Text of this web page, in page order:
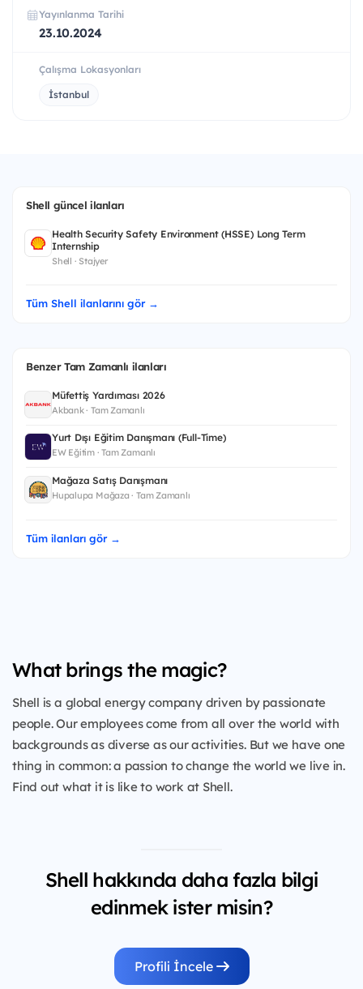
Yayınlanma Tarihi
23.10.2024
Çalışma Lokasyonları
İstanbul
Shell güncel ilanları
Health Security Safety Environment (HSSE) Long Term
Internship
Shell · Stajyer
Tüm Shell ilanlarını gör →
Benzer Tam Zamanlı ilanları
Müfettiş Yardımcısı 2026
Akbank · Tam Zamanlı
Yurt Dışı Eğitim Danışmanı (Full-Time)
EW Eğitim · Tam Zamanlı
Mağaza Satış Danışmanı
Hupalupa Mağaza · Tam Zamanlı
Tüm ilanları gör →
What brings the magic?
Shell is a global energy company driven by passionate
people. Our employees come from all over the world with
backgrounds as diverse as our activities. But we have one
thing in common: a passion to change the world we live in.
Find out what it is like to work at Shell.
Shell hakkında daha fazla bilgi
edinmek ister misin?
Profili İncele